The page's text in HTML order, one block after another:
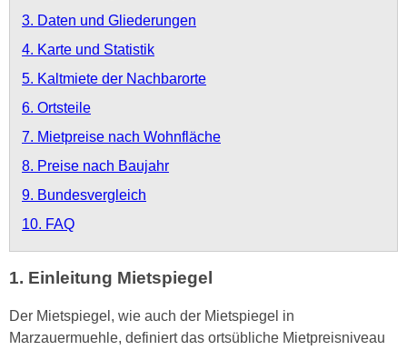
3. Daten und Gliederungen
4. Karte und Statistik
5. Kaltmiete der Nachbarorte
6. Ortsteile
7. Mietpreise nach Wohnfläche
8. Preise nach Baujahr
9. Bundesvergleich
10. FAQ
1. Einleitung Mietspiegel
Der Mietspiegel, wie auch der Mietspiegel in
Marzauermuehle, definiert das ortsübliche Mietpreisniveau